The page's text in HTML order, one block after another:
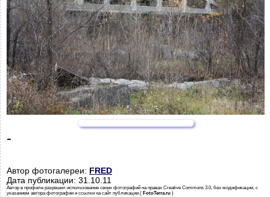
-
Автор фотогалереи: FRED
Дата публикации: 31.10.11
Автор в профиле разрешил использование своих фотографий на правах Creative Commons 3.0, без модификации, с
указанием автора фотографии и ссылки на сайт публикации ( FotoTerra.ru )